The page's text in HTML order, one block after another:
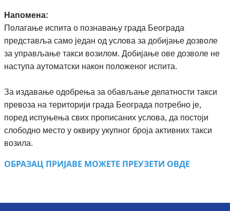
Напомена:
Полагање испита о познавању града Београда
представља само један од услова за добијање дозволе
за управљање такси возилом. Добијање ове дозволе не
наступа аутоматски након положеног испита.
За издавање одобрења за обављање делатности такси
превоза на територији града Београда потребно је,
поред испуњења свих прописаних услова, да постоји
слободно место у оквиру укупног броја активних такси
возила.
ОБРАЗАЦ ПРИЈАВЕ МОЖЕТЕ ПРЕУЗЕТИ ОВДЕ